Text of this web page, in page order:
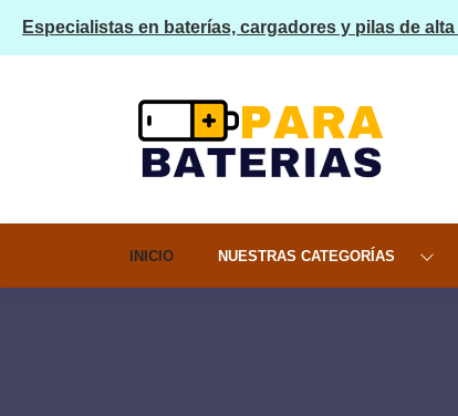
Especialistas en baterías, cargadores y pilas de
INICIO NUESTRAS CATEGORÍAS